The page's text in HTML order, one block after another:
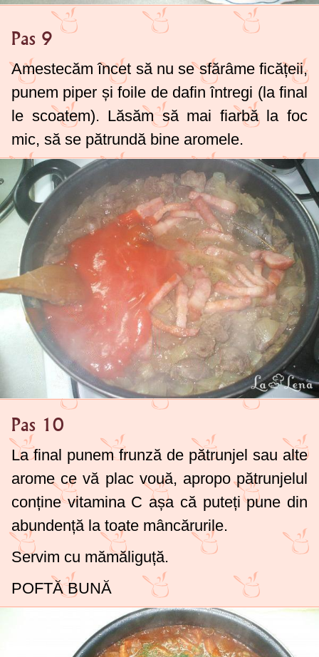
Pas 9
Amestecăm încet să nu se sfărâme ficățeii,
punem piper și foile de dafin întregi (la final
le scoatem). Lăsăm să mai fiarbă la foc
mic, să se pătrundă bine aromele.
Pas 10
La final punem frunză de pătrunjel sau alte
arome ce vă plac vouă, apropo pătrunjelul
conține vitamina C așa că puteți pune din
abundență la toate mâncărurile.
Servim cu mămăliguță.
POFTĂ BUNĂ